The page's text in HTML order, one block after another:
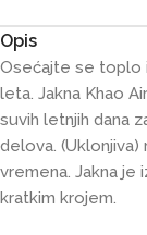
Opis
Osećajte se toplo
leta. Jakna Khao
suvih letnjih dana
delova.
vremena. Jakna je
kratkim krojem.